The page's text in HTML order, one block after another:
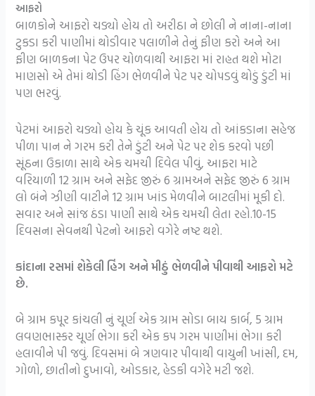
આફરો
બાળકોને આફરો ચડ્યો હોય તો અરીઠા ને છોલી ને નાના-નાના
ટુકડા કરી પાણીમાં થોડીવાર પલાળીને તેનું ફીણ કરો અને આ
ફીણ બાળકના પેટ ઉપર ચોળવાથી આફરા માં રાહત થશે મોટા
માણસો એ તેમાં થોડી હિંગ ભેળવીને પેટ પર ચોપડવું થોડું ડુંટી માં
પણ ભરવું.
પેટમાં આફરો ચડ્યો હોય કે ચૂંક આવતી હોય તો આંકડાના સહેજ
પીળા પાન ને ગરમ કરી તેને ડુંટી અને પેટ પર શેક કરવો પછી
સૂંઠના ઉકાળા સાથે એક ચમચી દિવેલ પીવું, આફરા માટે
વરિયાળી 12 ગ્રામ અને સફેદ જીરું 6 ગ્રામઅને સફેદ જીરું 6 ગ્રામ
લો બંને ઝીણી વાટીને 12 ગ્રામ ખાંડ મેળવીને બાટલીમાં મૂકી દો.
સવાર અને સાંજ ઠંડા પાણી સાથે એક ચમચી લેતા રહો.10-15
દિવસના સેવનથી પેટનો આફરો વગેરે નષ્ટ થશે.
કાંદાના રસમાં શેકેલી હિંગ અને મીઠું ભેળવીને પીવાથી આફરો મટે
છે.
બે ગ્રામ કપૂર કાંચલી નું ચૂર્ણ એક ગ્રામ સોડા બાય કાર્બ, 5 ગ્રામ
લવણભાસ્કર ચૂર્ણ ભેગા કરી એક કપ ગરમ પાણીમાં ભેગા કરી
હલાવીને પી જવું. દિવસમાં બે ત્રણવાર પીવાથી વાયુની ખાંસી, દમ,
ગોળો, છાતીનો દુખાવો, ઓડકાર, હેડકી વગેરે મટી જશે.